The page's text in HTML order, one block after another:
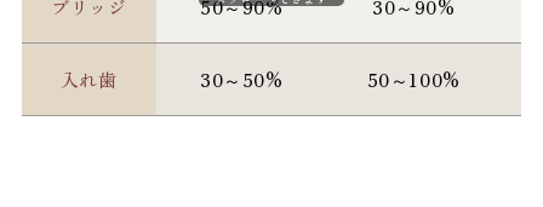
ブリッジ 50～90% 30～90%
入れ歯 30～50% 50～100%